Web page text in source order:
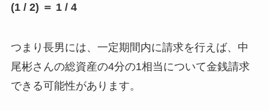
(1 / 2) ＝ 1 / 4
つまり長男には、一定期間内に請求を行えば、中
尾彬さんの総資産の4分の1相当について金銭請求
できる可能性があります。